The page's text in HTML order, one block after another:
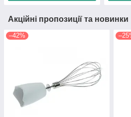
Акційні пропозиції та новинки
–42%